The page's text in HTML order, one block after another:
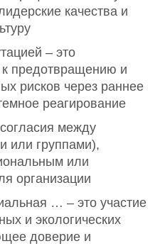
качества и
– это
к предотвращению и
рисков через раннее
реагирование
между
или группами),
или
организации
… – это участие
и экологических
доверие и